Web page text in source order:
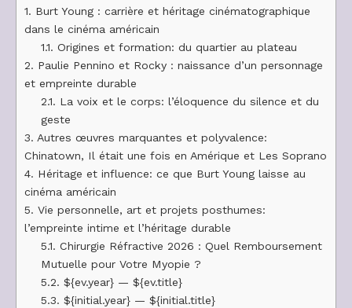
1. Burt Young : carrière et héritage cinématographique
dans le cinéma américain
1.1. Origines et formation: du quartier au plateau
2. Paulie Pennino et Rocky : naissance d’un personnage
et empreinte durable
2.1. La voix et le corps: l’éloquence du silence et du
geste
3. Autres œuvres marquantes et polyvalence:
Chinatown, Il était une fois en Amérique et Les Soprano
4. Héritage et influence: ce que Burt Young laisse au
cinéma américain
5. Vie personnelle, art et projets posthumes:
l’empreinte intime et l’héritage durable
5.1. Chirurgie Réfractive 2026 : Quel Remboursement
Mutuelle pour Votre Myopie ?
5.2. ${ev.year} — ${ev.title}
5.3. ${initial.year} — ${initial.title}